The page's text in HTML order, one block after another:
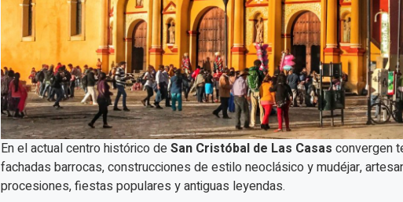
En el actual centro histórico deSan Cristóbal de Las Casas convergen
fachadas barrocas, construcciones de estilo neoclásico y mudéjar,
procesiones, fiestas populares y antiguas leyendas.